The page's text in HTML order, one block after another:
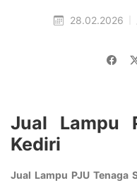
28.02.2026
Jual Lampu
Kediri
Jual Lampu PJU Tenaga